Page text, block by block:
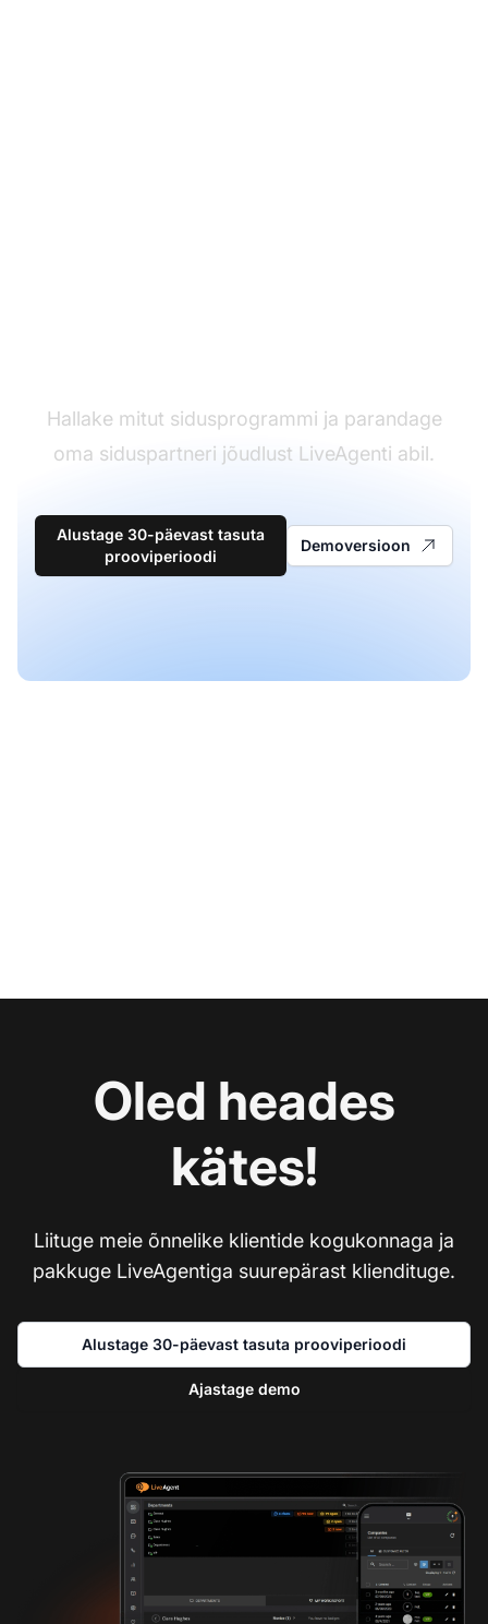
Hallake mitut sidusprogrammi ja parandage
oma siduspartneri jõudlust LiveAgenti abil.
Alustage 30-päevast tasuta
prooviperioodi
Demoversioon
Oled heades
kätes!
Liituge meie õnnelike klientide kogukonnaga ja
pakkuge LiveAgentiga suurepärast kliendituge.
Alustage 30-päevast tasuta prooviperioodi
Ajastage demo